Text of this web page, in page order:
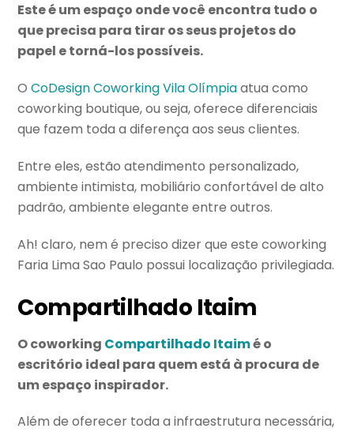
Este é um espaço onde você encontra tudo o
que precisa para tirar os seus projetos do
papel e torná-los possíveis.
OCoDesign Coworking Vila Olímpiaatua como
coworking boutique, ou seja, oferece diferenciais
que fazem toda a diferença aos seus clientes.
Entre eles, estão atendimento personalizado,
ambiente intimista, mobiliário confortável de alto
padrão, ambiente elegante entre outros.
Ah! claro, nem é preciso dizer que este coworking
Faria Lima Sao Paulo possui localização privilegiada.
Compartilhado Itaim
O coworking Compartilhado Itaimé o
escritório ideal para quem está à procura de
um espaço inspirador.
Além de oferecer toda a infraestrutura necessária,